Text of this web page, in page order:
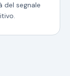
del segnale